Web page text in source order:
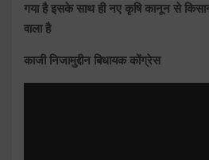
गया है इसके साथ ही नए कृषि कानून से
वाला है
काजी निजामुद्दीन बिधायक कोंग्रेस